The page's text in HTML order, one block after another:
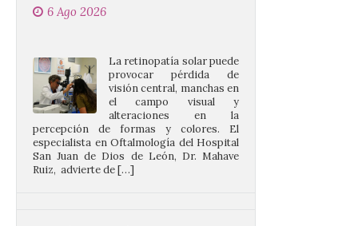
alteraciones en la
percepción de formas y colores. El
especialista en Oftalmología del Hospital
San Juan de Dios de León, Dr. Mahave
Ruiz, advierte de […]
La décimo séptima